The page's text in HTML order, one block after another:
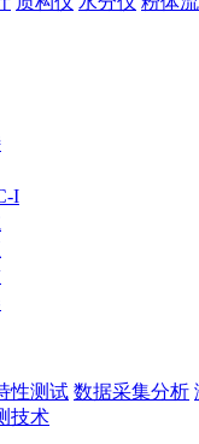
I
性测试 数据采集分析
技术